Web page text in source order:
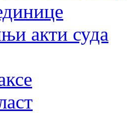
акти суда